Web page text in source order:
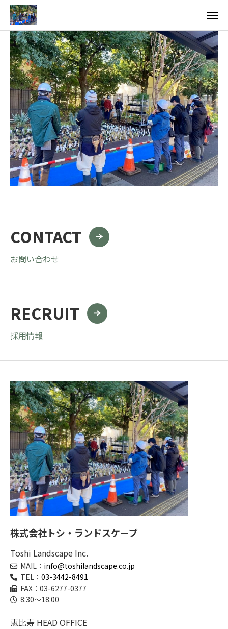
CONTACT
お問い合わせ
RECRUIT
採用情報
株式会社トシ・ランドスケープ
Toshi Landscape Inc.
MAIL： info@toshilandscape.co.jp
TEL： 03-3442-8491
FAX：03-6277-0377
8:30～18:00
恵比寿 HEAD OFFICE